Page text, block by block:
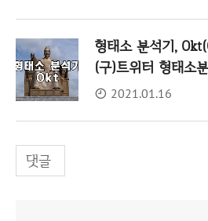
형태소 분석기,
(구)트위터 형태소
2021.01.16
댓글